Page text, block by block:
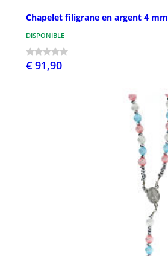
Chapelet filigrane en argent 4 mm
DISPONIBLE
€ 91,90